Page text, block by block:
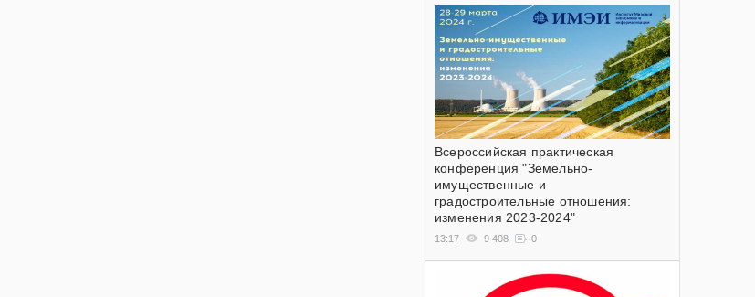
Всероссийская практическая
конференция "Земельно-
имущественные и
градостроительные отношения:
изменения 2023-2024"
13:17 9 408 0